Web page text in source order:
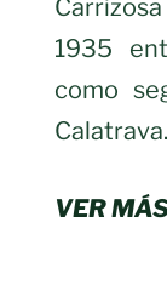
1935
como
Calatrava.
VER